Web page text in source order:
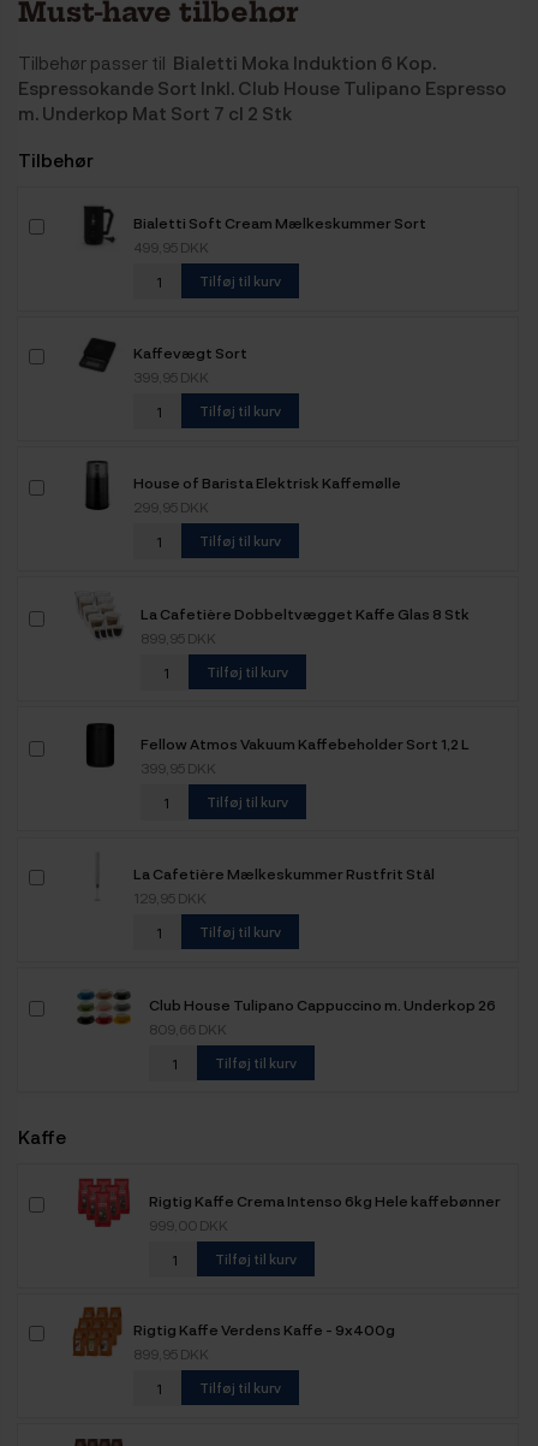
Must-have tilbehør
Tilbehør passer til Bialetti Moka Induktion 6 Kop.
Espressokande Sort Inkl. Club House Tulipano Espresso
m. Underkop Mat Sort 7 cl 2 Stk
Tilbehør
Bialetti Soft Cream Mælkeskummer Sort
499,95 DKK
Tilføj til kurv
Kaffevægt Sort
399,95 DKK
Tilføj til kurv
House of Barista Elektrisk Kaffemølle
299,95 DKK
Tilføj til kurv
La Cafetière Dobbeltvægget Kaffe Glas 8 Stk
899,95 DKK
Tilføj til kurv
Fellow Atmos Vakuum Kaffebeholder Sort 1,2 L
399,95 DKK
Tilføj til kurv
La Cafetière Mælkeskummer Rustfrit Stål
129,95 DKK
Tilføj til kurv
Club House Tulipano Cappuccino m. Underkop 26
cl 9 Stk
809,66 DKK
Tilføj til kurv
Kaffe
Rigtig Kaffe Crema Intenso 6kg Hele kaffebønner
999,00 DKK
Tilføj til kurv
Rigtig Kaffe Verdens Kaffe - 9x400g
899,95 DKK
Tilføj til kurv